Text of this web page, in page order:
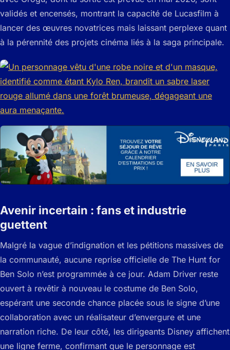
validés et encensés, montrant la capacité de Lucasfilm à
lancer des œuvres novatrices mais laissant perplexe quant
à la pérennité des projets cinéma liés à la saga principale.
Avenir incertain : fans et industrie
guettent
Malgré la vague d’indignation et les pétitions massives de
la communauté, aucune reprise officielle de The Hunt for
Ben Solo n’est programmée à ce jour. Adam Driver reste
ouvert à revêtir à nouveau le costume de Ben Solo,
espérant une seconde chance placée sous le signe d’une
collaboration avec un réalisateur d’envergure et une
narration riche. De leur côté, les dirigeants Disney affichent
une ligne ferme, confirmant que le personnage est